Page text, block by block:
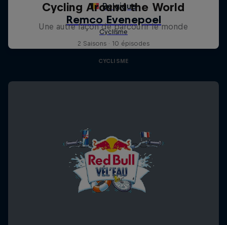
Cycling Around the World
Une autre façon de parcourir le monde
2 Saisons · 10 épisodes
CYCLISME